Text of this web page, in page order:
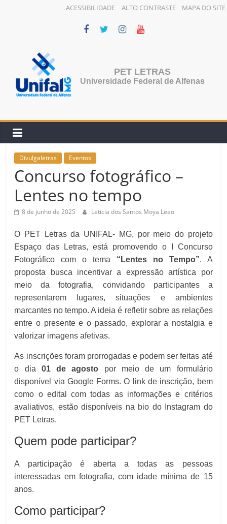
ACESSIBILIDADE ALTO CONTRASTE MAPA DO SITE
conteúdo
PET LETRAS
Universidade Federal de Alfenas
Divulgaletras Eventos
Concurso fotográfico –
Lentes no tempo
8 de junho de 2025 Leticia dos Santos Moya Leao
O PET Letras da UNIFAL- MG, por meio do projeto
Espaço das Letras, está promovendo o I Concurso
Fotográfico com o tema “Lentes no Tempo”. A
proposta busca incentivar a expressão artística por
meio da fotografia, convidando participantes a
representarem lugares, situações e ambientes
marcantes no tempo. A ideia é refletir sobre as relações
entre o presente e o passado, explorar a nostalgia e
valorizar imagens afetivas.
As inscrições foram prorrogadas e podem ser feitas até
o dia 01 de agosto por meio de um formulário
disponível via Google Forms. O link de inscrição, bem
como o edital com todas as informações e critérios
avaliativos, estão disponíveis na bio do Instagram do
PET Letras.
Quem pode participar?
A participação é aberta a todas as pessoas
interessadas em fotografia, com idade mínima de 15
anos.
Como participar?